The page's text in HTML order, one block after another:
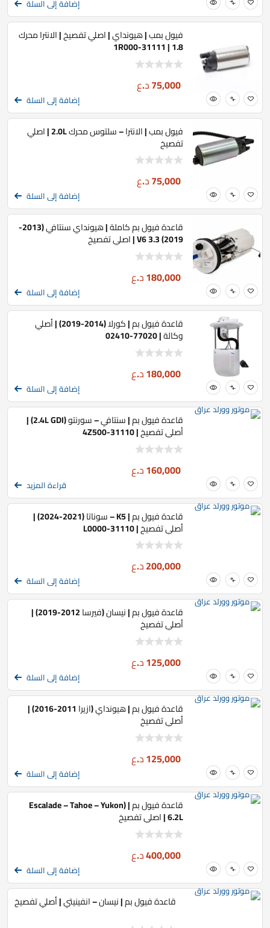
إضافة إلى السلة
فيول بمب | هيونداي | اصلي تفصيخ | الانترا محرك
1.8 | 31111-1R000
75,000د.ع
إضافة إلى السلة
فيول بمب | الانترا – سلتوس محرك 2.0L | اصلي
تفصيخ
75,000د.ع
إضافة إلى السلة
قاعدة فيول بم كاملة | هيونداي سنتافي (2013-
2019) 3.3 V6 | اصلي تفصيخ
180,000د.ع
إضافة إلى السلة
قاعدة فيول بم | كورلا (2014-2019) | أصلي
وكالة | 77020-02410
180,000د.ع
إضافة إلى السلة
قاعدة فيول بم | سنتافي – سورنتو (2.4L GDI) |
أصلي تفصيخ | 31110-4Z500
160,000د.ع
قراءة المزيد
قاعدة فيول بم | K5 – سوناتا (2021-2024) |
أصلي تفصيخ | 31110-L0000
200,000د.ع
إضافة إلى السلة
قاعدة فيول بم | نيسان (فيرسا 2012-2019) |
أصلي تفصيخ
125,000د.ع
إضافة إلى السلة
قاعدة فيول بم | هيونداي (ازيرا 2011-2016) |
أصلي تفصيخ
125,000د.ع
إضافة إلى السلة
قاعدة فيول بم | (Escalade – Tahoe – Yukon
6.2L | اصلي تفصيخ
400,000د.ع
إضافة إلى السلة
قاعدة فيول بم | نيسان – انفينيتي | أصلي تفصيخ